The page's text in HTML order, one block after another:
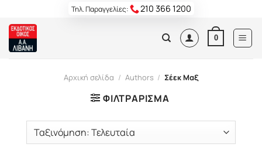
content
Τηλ. Παραγγελίες: 210 366 1200
0
Αρχική σελίδα / Authors / Σέεκ Μαξ
ΦΙΛΤΡΆΡΙΣΜΑ